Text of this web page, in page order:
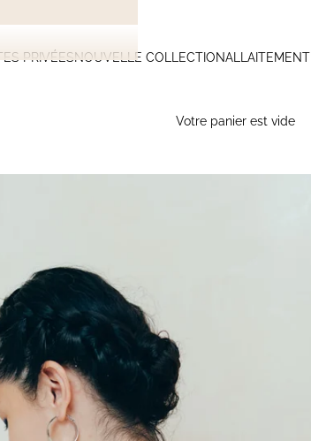
PRIVÉESNOUVELLE COLLECTIONALLAITEMENT
Votre panier est vide